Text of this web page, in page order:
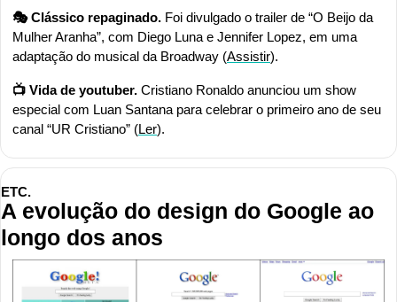
🎭 Clássico repaginado. Foi divulgado o trailer de “O Beijo da
Mulher Aranha”, com Diego Luna e Jennifer Lopez, em uma
adaptação do musical da Broadway (Assistir).
📺 Vida de youtuber. Cristiano Ronaldo anunciou um show
especial com Luan Santana para celebrar o primeiro ano de seu
canal “UR Cristiano” (Ler).
ETC.
A evolução do design do Google ao
longo dos anos